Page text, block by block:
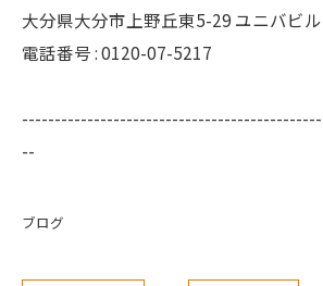
大分県大分市上野丘東5-29 ユニバビ
電話番号 : 0120-07-5217
--
ブログ